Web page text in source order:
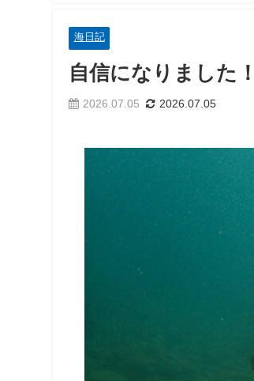
海日記
自信になりました！
2026.07.05 2026.07.05